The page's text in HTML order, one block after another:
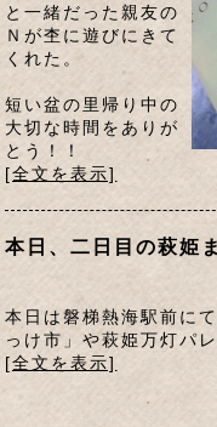
と一緒だった親友の
Ｎが杢に遊びにきて
くれた。
短い盆の里帰り中の
大切な時間をありが
とう！！
[全文を表示]
本日、二日目の萩姫
本日は磐梯熱海駅前に
っけ市」や萩姫万灯パ
[全文を表示]